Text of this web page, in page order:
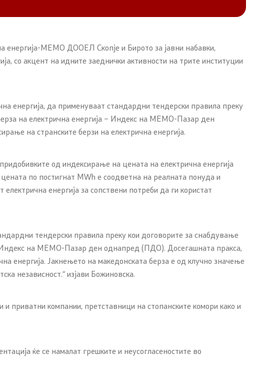
енергија-МЕМО ДООЕЛ Скопје и Бирото за јавни набавки,
со акцент на идните заеднички активности на трите институции
енергија, да применуваат стандардни тендерски правила преку
на електрична енергија – Индекс на МЕМО-Пазар ден
на странските берзи на електрична енергија.
од индексирање на цената на електрична енергија
по постигнат MWh е соодветна на реалната понуда и
енергија за сопствени потреби да ги користат
тендерски правила преку кои договорите за снабдување
– Индекс на МЕМО-Пазар ден однапред (ПДО). Досегашната пракса,
енергија. Јакнењето на македонската берза е од клучно значење
независност.“ изјави Божиновска.
приватни компании, претставници на стопанските комори како и
ќе се намалат грешките и неусогласеностите во